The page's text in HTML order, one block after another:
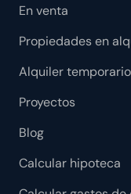
En venta
Propiedades en
Alquiler temporario
Proyectos
Blog
Calcular hipoteca